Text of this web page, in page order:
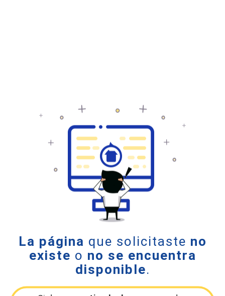
La página que solicitaste no
existe o no se encuentra
disponible.